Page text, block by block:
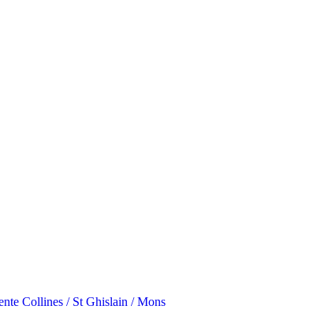
Collines / St Ghislain / Mons